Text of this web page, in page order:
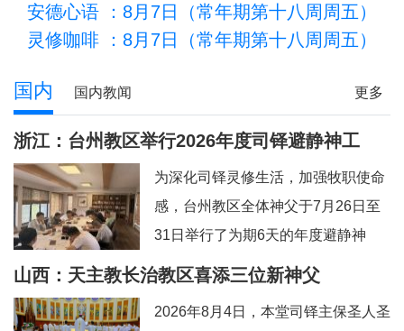
安德心语 ：8月7日（常年期第十八周周五）
灵修咖啡 ：8月7日（常年期第十八周周五）
更多
国内 国内教闻
浙江：台州教区举行2026年度司铎避静神工
为深化司铎灵修生活，加强牧职使命
感，台州教区全体神父于7月26日至
31日举行了为期6天的年度避静神
工。本次避静特别邀请到上海佘山修
深刻地认识真实的耶稣基督”。在当今
山西：天主教长治教区喜添三位新神父
2026年8月4日，本堂司铎主保圣人圣